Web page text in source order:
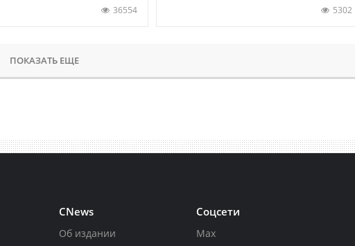
36554 5302
ПОКАЗАТЬ ЕЩЕ
CNews
Об издании
Соцсети
Max